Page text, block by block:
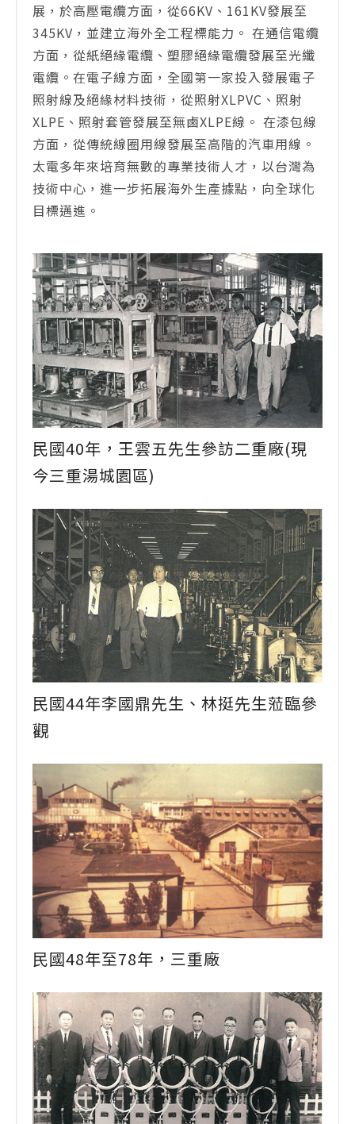
展，於高壓電纜方面，從66KV、161KV發展至
345KV，並建立海外全工程標能力。 在通信電纜
方面，從紙絕緣電纜、塑膠絕緣電纜發展至光纖
電纜。在電子線方面，全國第一家投入發展電子
照射線及絕緣材料技術，從照射XLPVC、照射
XLPE、照射套管發展至無鹵XLPE線。 在漆包線
方面，從傳統線圈用線發展至高階的汽車用線。
太電多年來培育無數的專業技術人才，以台灣為
技術中心，進一步拓展海外生產據點，向全球化
目標邁進。
民國40年，王雲五先生參訪二重廠(現
今三重湯城園區)
民國44年李國鼎先生、林挺先生蒞臨參
觀
民國48年至78年，三重廠